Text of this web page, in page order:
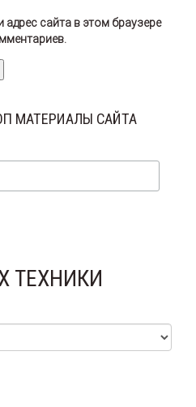
сайта в этом браузере
МАТЕРИАЛЫ САЙТА
ТЕХНИКИ